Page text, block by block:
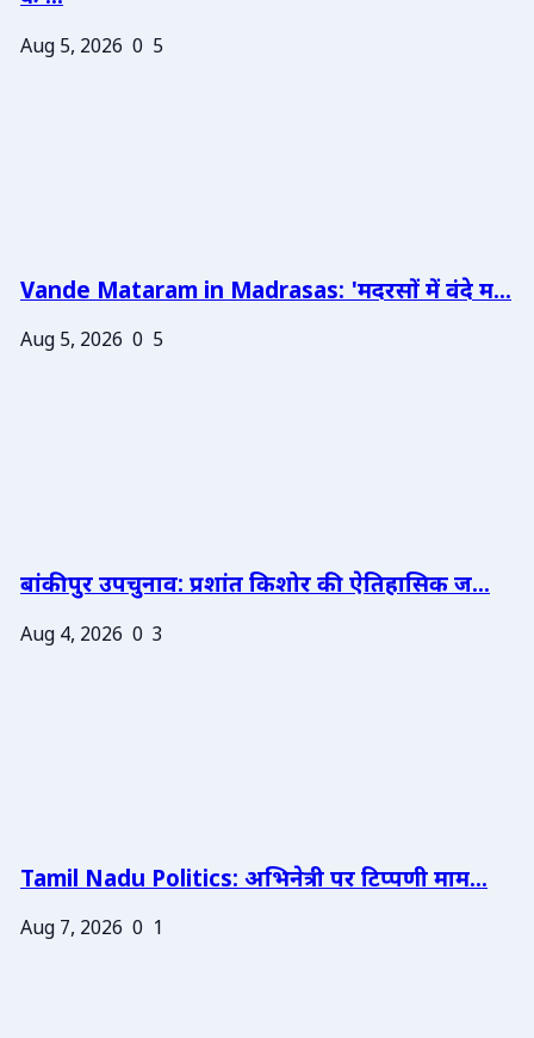
Aug 5, 2026 0 5
Vande Mataram in Madrasas: 'मदरसों में वंदे म...
Aug 5, 2026 0 5
बांकीपुर उपचुनाव: प्रशांत किशोर की ऐतिहासिक ज...
Aug 4, 2026 0 3
Tamil Nadu Politics: अभिनेत्री पर टिप्पणी माम...
Aug 7, 2026 0 1